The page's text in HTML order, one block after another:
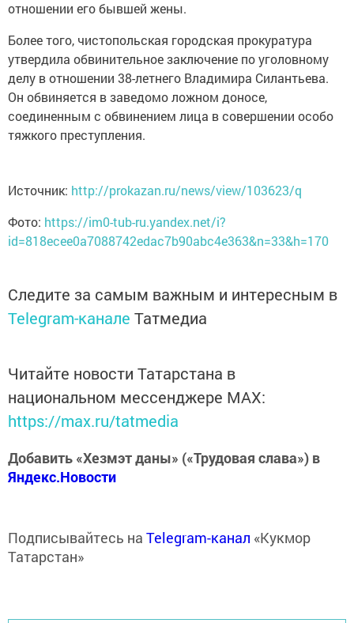
отношении его бывшей жены.
Более того, чистопольская городская прокуратура
утвердила обвинительное заключение по уголовному
делу в отношении 38-летнего Владимира Силантьева.
Он обвиняется в заведомо ложном доносе,
соединенным с обвинением лица в совершении особо
тяжкого преступления.
Источник: http://prokazan.ru/news/view/103623/q
Фото: https://im0-tub-ru.yandex.net/i?
id=818ecee0a7088742edac7b90abc4e363&n=33&h=170
Следите за самым важным и интересным в
Telegram-канале Татмедиа
Читайте новости Татарстана в
национальном мессенджере MАХ:
https://max.ru/tatmedia
Добавить «Хезмэт даны» («Трудовая слава») в
Яндекс.Новости
Подписывайтесь на Telegram-канал «Кукмор
Татарстан»